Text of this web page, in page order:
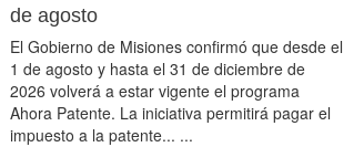
de agosto
El Gobierno de Misiones confirmó que desde el
1 de agosto y hasta el 31 de diciembre de
2026 volverá a estar vigente el programa
Ahora Patente. La iniciativa permitirá pagar el
impuesto a la patente... ...